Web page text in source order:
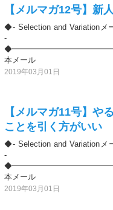
【メルマガ12号】新
◆- Selection and Variationメ
-
本メール
2019年03月01日
【メルマガ11号】や
ことを引く方がいい
◆- Selection and Variationメ
-
本メール
2019年03月01日